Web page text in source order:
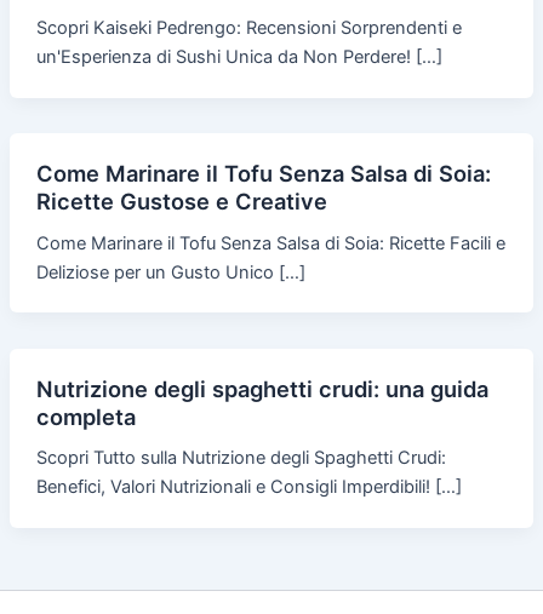
Scopri Kaiseki Pedrengo: Recensioni Sorprendenti e
un'Esperienza di Sushi Unica da Non Perdere! […]
Come Marinare il Tofu Senza Salsa di Soia:
Ricette Gustose e Creative
Come Marinare il Tofu Senza Salsa di Soia: Ricette Facili e
Deliziose per un Gusto Unico […]
Nutrizione degli spaghetti crudi: una guida
completa
Scopri Tutto sulla Nutrizione degli Spaghetti Crudi:
Benefici, Valori Nutrizionali e Consigli Imperdibili! […]